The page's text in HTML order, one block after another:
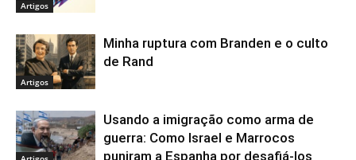
Artigos
Artigos
Minha ruptura com Branden e o culto
de Rand
Usando a imigração como arma de
guerra: Como Israel e Marrocos
puniram a Espanha por desafiá-los